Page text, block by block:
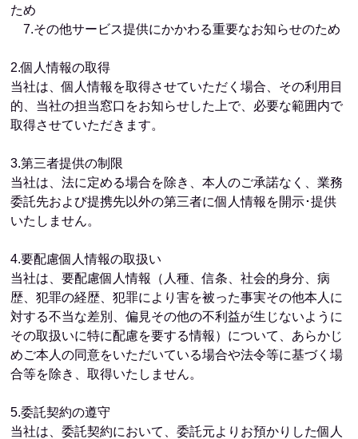
ため
7.その他サービス提供にかかわる重要なお知らせのため
2.個人情報の取得
当社は、個人情報を取得させていただく場合、その利用目
的、当社の担当窓口をお知らせした上で、必要な範囲内で
取得させていただきます。
3.第三者提供の制限
当社は、法に定める場合を除き、本人のご承諾なく、業務
委託先および提携先以外の第三者に個人情報を開示･提供
いたしません。
4.要配慮個人情報の取扱い
当社は、要配慮個人情報（人種、信条、社会的身分、病
歴、犯罪の経歴、犯罪により害を被った事実その他本人に
対する不当な差別、偏見その他の不利益が生じないように
その取扱いに特に配慮を要する情報）について、あらかじ
めご本人の同意をいただいている場合や法令等に基づく場
合等を除き、取得いたしません。
5.委託契約の遵守
当社は、委託契約において、委託元よりお預かりした個人